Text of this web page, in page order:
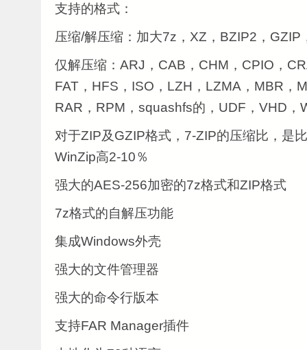
支持的格式：
压缩/解压缩：加大7z，XZ，BZIP2，GZIP
仅解压缩：ARJ，CAB，CHM，CPIO，
FAT，HFS，ISO，LZH，LZMA，MBR，
RAR，RPM，squashfs的，UDF，VHD，
对于ZIP及GZIP格式，7-ZIP的压缩比，是
WinZip高2-10％
强大的AES-256加密的7z格式和ZIP格式
7z格式的自解压功能
集成Windows外壳
强大的文件管理器
强大的命令行版本
支持FAR Manager插件